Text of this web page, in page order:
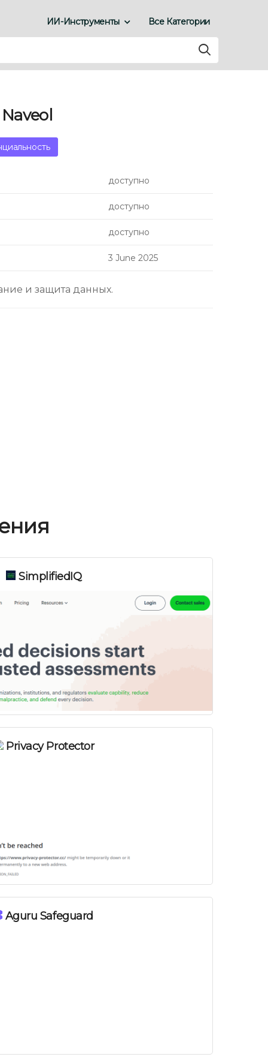
ИИ-Инструменты Все Категории
доступно
доступно
доступно
3 June 2025
и защита данных.
SimplifiedIQ
Privacy Protector
Aguru Safeguard